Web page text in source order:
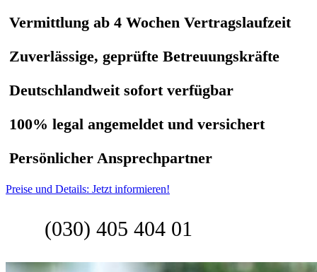
Vermittlung ab 4 Wochen Vertragslaufzeit
Zuverlässige, geprüfte Betreuungskräfte
Deutschlandweit sofort verfügbar
100% legal angemeldet und versichert
Persönlicher Ansprechpartner
Preise und Details: Jetzt informieren!
(030) 405 404 01